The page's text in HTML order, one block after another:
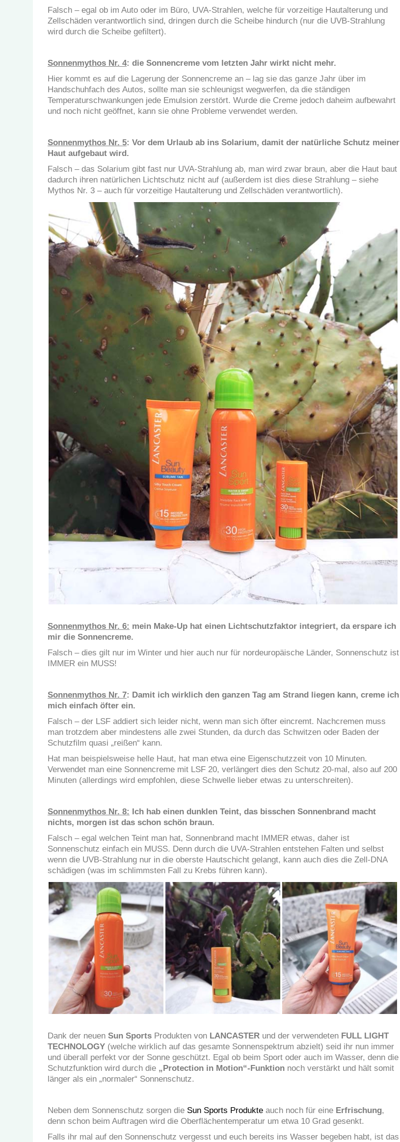
Falsch – egal ob im Auto oder im Büro, UVA-Strahlen, welche für vorzeitige Hautalterung und
Zellschäden verantwortlich sind, dringen durch die Scheibe hindurch (nur die UVB-Strahlung
wird durch die Scheibe gefiltert).
Sonnenmythos Nr. 4: die Sonnencreme vom letzten Jahr wirkt nicht mehr.
Hier kommt es auf die Lagerung der Sonnencreme an – lag sie das ganze Jahr über im
Handschuhfach des Autos, sollte man sie schleunigst wegwerfen, da die ständigen
Temperaturschwankungen jede Emulsion zerstört. Wurde die Creme jedoch daheim aufbewahrt
und noch nicht geöffnet, kann sie ohne Probleme verwendet werden.
Sonnenmythos Nr. 5: Vor dem Urlaub ab ins Solarium, damit der natürliche Schutz meiner
Haut aufgebaut wird.
Falsch – das Solarium gibt fast nur UVA-Strahlung ab, man wird zwar braun, aber die Haut baut
dadurch ihren natürlichen Lichtschutz nicht auf (außerdem ist dies diese Strahlung – siehe
Mythos Nr. 3 – auch für vorzeitige Hautalterung und Zellschäden verantwortlich).
Sonnenmythos Nr. 6: mein Make-Up hat einen Lichtschutzfaktor integriert, da erspare ich
mir die Sonnencreme.
Falsch – dies gilt nur im Winter und hier auch nur für nordeuropäische Länder, Sonnenschutz ist
IMMER ein MUSS!
Sonnenmythos Nr. 7: Damit ich wirklich den ganzen Tag am Strand liegen kann, creme ich
mich einfach öfter ein.
Falsch – der LSF addiert sich leider nicht, wenn man sich öfter eincremt. Nachcremen muss
man trotzdem aber mindestens alle zwei Stunden, da durch das Schwitzen oder Baden der
Schutzfilm quasi „reißen“ kann.
Hat man beispielsweise helle Haut, hat man etwa eine Eigenschutzzeit von 10 Minuten.
Verwendet man eine Sonnencreme mit LSF 20, verlängert dies den Schutz 20-mal, also auf 200
Minuten (allerdings wird empfohlen, diese Schwelle lieber etwas zu unterschreiten).
Sonnenmythos Nr. 8:
Ich hab einen dunklen Teint, das bisschen Sonnenbrand macht
nichts, morgen ist das schon schön braun.
Falsch – egal welchen Teint man hat, Sonnenbrand macht IMMER etwas, daher ist
Sonnenschutz einfach ein MUSS. Denn durch die UVA-Strahlen entstehen Falten und selbst
wenn die UVB-Strahlung nur in die oberste Hautschicht gelangt, kann auch dies die Zell-DNA
schädigen (was im schlimmsten Fall zu Krebs führen kann).
Dank der neuen Sun Sports Produkten von LANCASTER und der verwendeten FULL LIGHT
TECHNOLOGY (welche wirklich auf das gesamte Sonnenspektrum abzielt) seid ihr nun immer
und überall perfekt vor der Sonne geschützt. Egal ob beim Sport oder auch im Wasser, denn die
Schutzfunktion wird durch die „Protection in Motion“-Funktion noch verstärkt und hält somit
länger als ein „normaler“ Sonnenschutz.
Neben dem Sonnenschutz sorgen die Sun Sports Produkte auch noch für eine Erfrischung,
denn schon beim Auftragen wird die Oberflächentemperatur um etwa 10 Grad gesenkt.
Falls ihr mal auf den Sonnenschutz vergesst und euch bereits ins Wasser begeben habt, ist das